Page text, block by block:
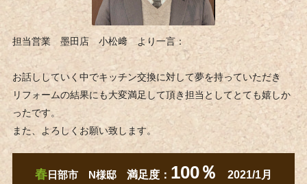
担当営業 墨田店 小松﨑 より一言：
お話ししていく中でキッチン交換に対して夢を持っていただき
リフォームの結果にも大変満足して頂き担当としてとても嬉しか
ったです。
また、よろしくお願い致します。
春 日部市 N様邸 満足度： 100％ 2021/1月